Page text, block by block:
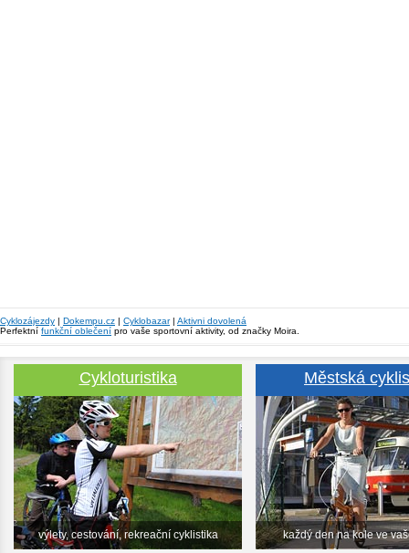
Cyklozájezdy | Dokempu.cz | Cyklobazar| Aktivni dovolená
Perfektní funkční oblečení pro vaše sportovní aktivity, od značky Moira.
Cykloturistika
výlety, cestování, rekreační cyklistika
Městská
každý den na kole ve